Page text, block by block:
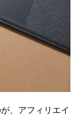
、アフィリエイ